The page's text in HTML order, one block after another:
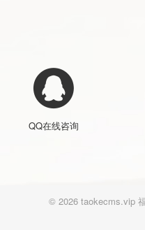
QQ在线咨询
© 2026 taokecms.vip